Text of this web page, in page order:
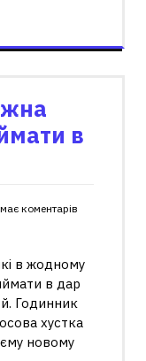
в
коментарів
в жодному
в дар
Годинник
хустка
новому